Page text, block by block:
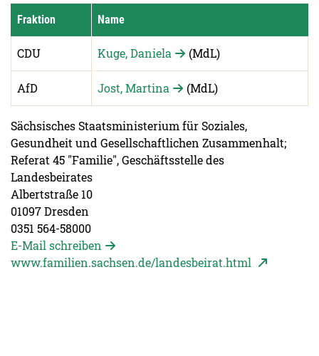
Fraktion Name
CDU Kuge, Daniela (MdL)
AfD Jost, Martina (MdL)
Sächsisches Staatsministerium für Soziales,
Gesundheit und Gesellschaftlichen Zusammenhalt;
Referat 45 "Familie", Geschäftsstelle des
Landesbeirates
Albertstraße 10
01097 Dresden
0351 564-58000
E-Mail schreiben
www.familien.sachsen.de/landesbeirat.html Seite